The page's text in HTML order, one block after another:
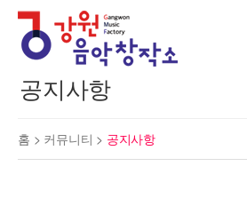
공지사항
홈 > 커뮤니티 > 공지사항